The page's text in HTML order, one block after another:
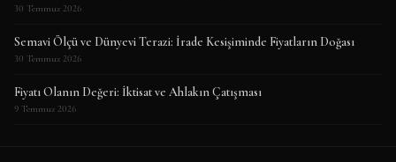
30 Temmuz 2026
Semavi Ölçü ve Dünyevi Terazi: İrade Kesişiminde Fiyatların Doğası
30 Temmuz 2026
Fiyatı Olanın Değeri: İktisat ve Ahlakın Çatışması
9 Temmuz 2026